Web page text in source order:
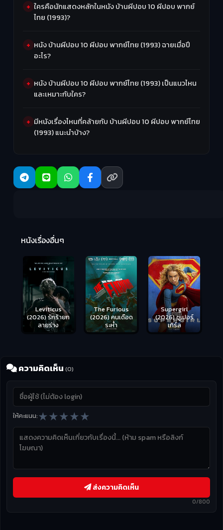
ใครคือนักแสดงหลักในหนัง บ้านผีปอบ 10 ผีปอบ พากย์
ไทย (1993)?
หนัง บ้านผีปอบ 10 ผีปอบ พากย์ไทย (1993) ฉายเมื่อปี
อะไร?
หนัง บ้านผีปอบ 10 ผีปอบ พากย์ไทย (1993) เป็นแนวไหน
และเหมาะกับใคร?
มีหนังเรื่องไหนที่คล้ายกับ บ้านผีปอบ 10 ผีปอบ พากย์ไทย
(1993) แนะนำบ้าง?
หนังเรื่องอื่นๆ
Leviticus
(2026) รักร้ายก
ลายร่าง
The Furious
(2026) คนเดือด
ระห่ำ
Supergirl
(2026) ซูเปอร์
เกิร์ล
ความคิดเห็น (0)
ให้คะแนน:★★★★★
0/800
ส่งความคิดเห็น